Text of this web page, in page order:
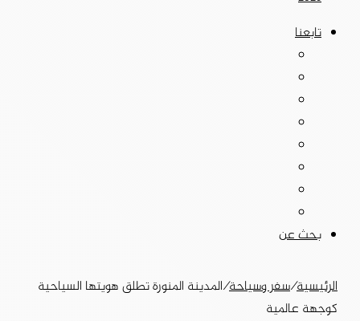
تابعنا
بحث عن
الرئيسية/سفر وسياحة/المدينة المنورة تطلق هويتها السياحية
كوجهة عالمية